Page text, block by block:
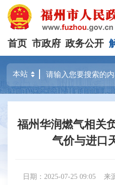
首页 市政府 政务公开
福州华润燃气相关
气价与进口
日期：2025-07-25 09:05 来